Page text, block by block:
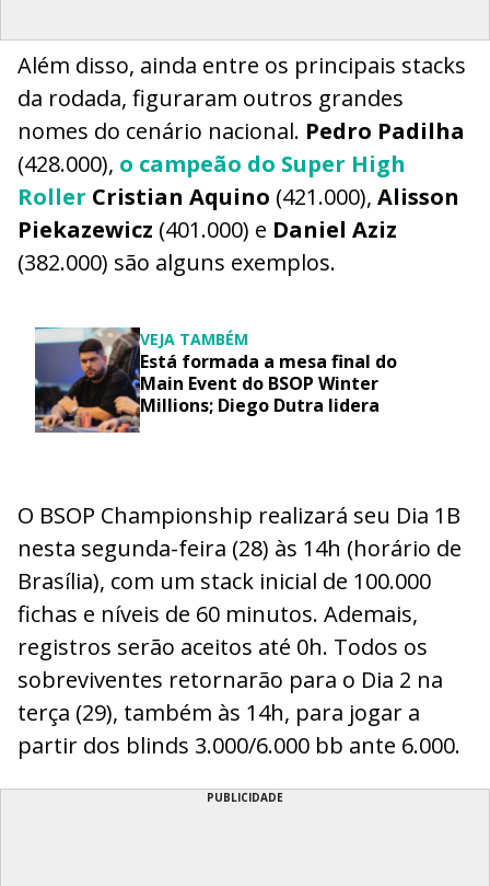
Além disso, ainda entre os principais stacks
da rodada, figuraram outros grandes
nomes do cenário nacional. Pedro Padilha
(428.000), o campeão do Super High
Roller Cristian Aquino (421.000), Alisson
Piekazewicz (401.000) e Daniel Aziz
(382.000) são alguns exemplos.
VEJA TAMBÉM
Está formada a mesa final do
Main Event do BSOP Winter
Millions; Diego Dutra lidera
O BSOP Championship realizará seu Dia 1B
nesta segunda-feira (28) às 14h (horário de
Brasília), com um stack inicial de 100.000
fichas e níveis de 60 minutos. Ademais,
registros serão aceitos até 0h. Todos os
sobreviventes retornarão para o Dia 2 na
terça (29), também às 14h, para jogar a
partir dos blinds 3.000/6.000 bb ante 6.000.
PUBLICIDADE